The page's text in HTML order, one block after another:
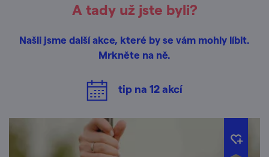
A tady už jste byli?
Našli jsme další akce, které by se vám mohly líbit.
Mrkněte na ně.
tip na 12akcí